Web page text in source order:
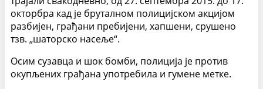
окторбра кад је бруталном полицијском акцијом
разбијен, грађани пребијени, хапшени, срушено
тзв. „шаторско насеље“.
Осим сузавца и шок бомби, полиција је против
окупљених грађана употребила и гумене метке.